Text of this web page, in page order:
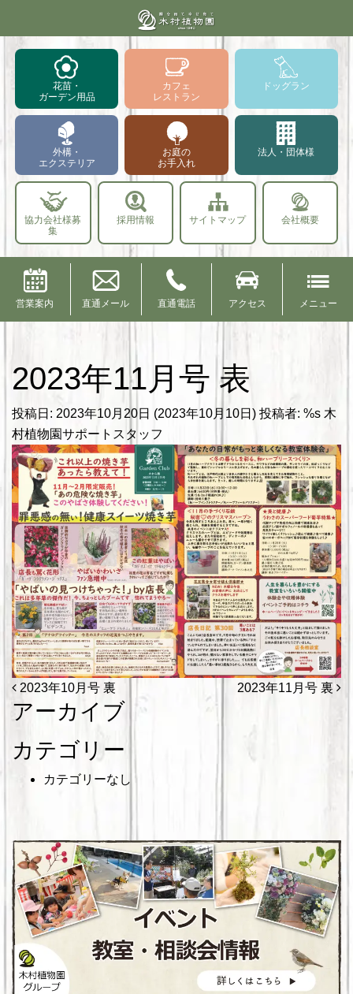
花苗・
ガーデン用品
カフェ
レストラン
ドッグラン
外構・
エクステリア
お庭の
お手入れ
法人・団体様
協力会社様募
集
採用情報 サイトマップ 会社概要
営業案内 直通メール 直通電話 アクセス メニュー
2023年11月号 表
投稿日: 2023年10月20日 (2023年10月10日) 投稿者: %s 木
村植物園サポートスタッフ
投稿ナビゲーション
2023年10月号 裏 2023年11月号 裏
アーカイブ
カテゴリー
カテゴリーなし